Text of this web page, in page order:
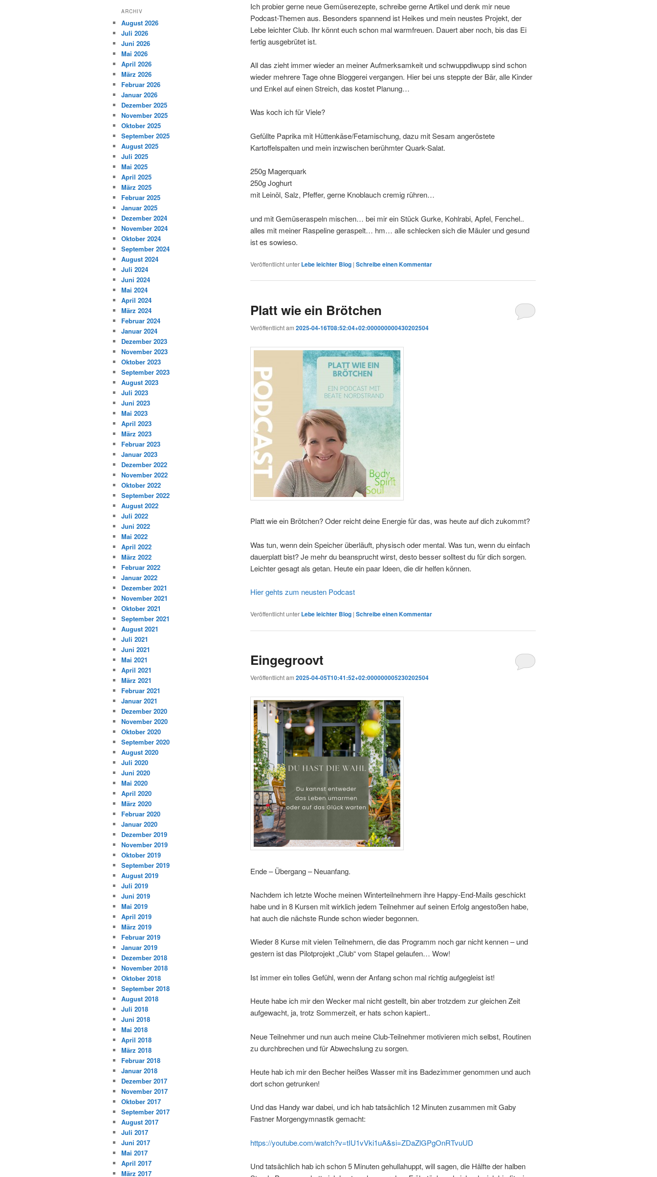
Ich probier gerne neue Gemüserezepte, schreibe gerne Artikel und denk mir neue
Podcast-Themen aus. Besonders spannend ist Heikes und mein neustes Projekt, der
Lebe leichter Club. Ihr könnt euch schon mal warmfreuen. Dauert aber noch, bis das Ei
fertig ausgebrütet ist.
All das zieht immer wieder an meiner Aufmerksamkeit und schwuppdiwupp sind schon
wieder mehrere Tage ohne Bloggerei vergangen. Hier bei uns steppte der Bär, alle Kinder
und Enkel auf einen Streich, das kostet Planung…
Was koch ich für Viele?
Gefüllte Paprika mit Hüttenkäse/Fetamischung, dazu mit Sesam angeröstete
Kartoffelspalten und mein inzwischen berühmter Quark-Salat.
250g Magerquark
250g Joghurt
mit Leinöl, Salz, Pfeffer, gerne Knoblauch cremig rühren…
und mit Gemüseraspeln mischen… bei mir ein Stück Gurke, Kohlrabi, Apfel, Fenchel..
alles mit meiner Raspeline geraspelt… hm… alle schlecken sich die Mäuler und gesund
ist es sowieso.
Veröffentlicht unter Lebe leichter Blog | Schreibe einen Kommentar
Platt wie ein Brötchen
Veröffentlicht am 2025-04-16T08:52:04+02:000000000430202504
Platt wie ein Brötchen? Oder reicht deine Energie für das, was heute auf dich zukommt?
Was tun, wenn dein Speicher überläuft, physisch oder mental. Was tun, wenn du einfach
dauerplatt bist? Je mehr du beansprucht wirst, desto besser solltest du für dich sorgen.
Leichter gesagt als getan. Heute ein paar Ideen, die dir helfen können.
Hier gehts zum neusten Podcast
Veröffentlicht unter Lebe leichter Blog | Schreibe einen Kommentar
Eingegroovt
Veröffentlicht am 2025-04-05T10:41:52+02:000000005230202504
Ende – Übergang – Neuanfang.
Nachdem ich letzte Woche meinen Winterteilnehmern ihre Happy-End-Mails geschickt
habe und in 8 Kursen mit wirklich jedem Teilnehmer auf seinen Erfolg angestoßen habe,
hat auch die nächste Runde schon wieder begonnen.
Wieder 8 Kurse mit vielen Teilnehmern, die das Programm noch gar nicht kennen – und
gestern ist das Pilotprojekt „Club“ vom Stapel gelaufen… Wow!
Ist immer ein tolles Gefühl, wenn der Anfang schon mal richtig aufgegleist ist!
Heute habe ich mir den Wecker mal nicht gestellt, bin aber trotzdem zur gleichen Zeit
aufgewacht, ja, trotz Sommerzeit, er hats schon kapiert..
Neue Teilnehmer und nun auch meine Club-Teilnehmer motivieren mich selbst, Routinen
zu durchbrechen und für Abwechslung zu sorgen.
Heute hab ich mir den Becher heißes Wasser mit ins Badezimmer genommen und auch
dort schon getrunken!
Und das Handy war dabei, und ich hab tatsächlich 12 Minuten zusammen mit Gaby
Fastner Morgengymnastik gemacht:
https://youtube.com/watch?v=tIU1vVki1uA&si=ZDaZlGPgOnRTvuUD
Und tatsächlich hab ich schon 5 Minuten gehullahuppt, will sagen, die Hälfte der halben
ARCHIV
August 2026
Juli 2026
Juni 2026
Mai 2026
April 2026
März 2026
Februar 2026
Januar 2026
Dezember 2025
November 2025
Oktober 2025
September 2025
August 2025
Juli 2025
Mai 2025
April 2025
März 2025
Februar 2025
Januar 2025
Dezember 2024
November 2024
Oktober 2024
September 2024
August 2024
Juli 2024
Juni 2024
Mai 2024
April 2024
März 2024
Februar 2024
Januar 2024
Dezember 2023
November 2023
Oktober 2023
September 2023
August 2023
Juli 2023
Juni 2023
Mai 2023
April 2023
März 2023
Februar 2023
Januar 2023
Dezember 2022
November 2022
Oktober 2022
September 2022
August 2022
Juli 2022
Juni 2022
Mai 2022
April 2022
März 2022
Februar 2022
Januar 2022
Dezember 2021
November 2021
Oktober 2021
September 2021
August 2021
Juli 2021
Juni 2021
Mai 2021
April 2021
März 2021
Februar 2021
Januar 2021
Dezember 2020
November 2020
Oktober 2020
September 2020
August 2020
Juli 2020
Juni 2020
Mai 2020
April 2020
März 2020
Februar 2020
Januar 2020
Dezember 2019
November 2019
Oktober 2019
September 2019
August 2019
Juli 2019
Juni 2019
Mai 2019
April 2019
März 2019
Februar 2019
Januar 2019
Dezember 2018
November 2018
Oktober 2018
September 2018
August 2018
Juli 2018
Juni 2018
Mai 2018
April 2018
März 2018
Februar 2018
Januar 2018
Dezember 2017
November 2017
Oktober 2017
September 2017
August 2017
Juli 2017
Juni 2017
Mai 2017
April 2017
März 2017